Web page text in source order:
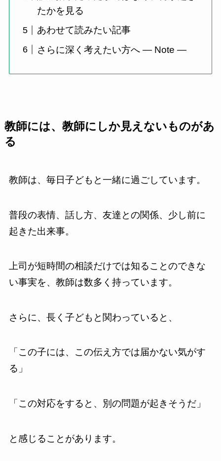
たかを見る
あわせて読みたい記事
さらに深く考えたい方へ ― Note ―
教師には、教師にしか見えないものがあ
る
教師は、毎日子どもと一緒に過ごしています。
普段の表情、話し方、友達との関係、少し前に
起きた出来事。
上司が短時間の相談だけでは知ることのできな
い事実を、教師は数多く持っています。
さらに、長く子どもと関わっていると、
「この子には、この伝え方では届かない気がす
る」
「この対応をすると、別の問題が起きそうだ」
と感じることがあります。